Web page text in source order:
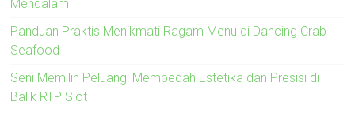
Mendalam
Panduan Praktis Menikmati Ragam Menu di Dancing Crab
Seafood
Seni Memilih Peluang: Membedah Estetika dan Presisi di
Balik RTP Slot